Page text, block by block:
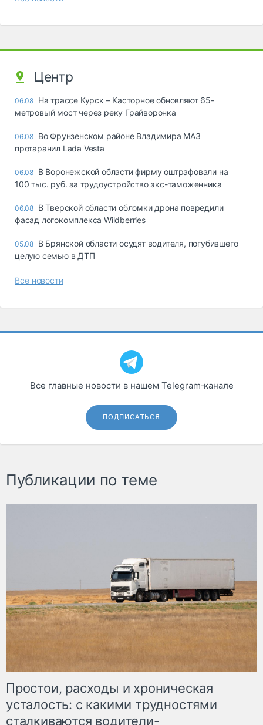
Центр
06.08 На трассе Курск – Касторное обновляют 65-
метровый мост через реку Грайворонка
06.08 Во Фрунзенском районе Владимира МАЗ
протаранил Lada Vesta
06.08 В Воронежской области фирму оштрафовали на
100 тыс. руб. за трудоустройство экс-таможенника
06.08 В Тверской области обломки дрона повредили
фасад логокомплекса Wildberries
05.08 В Брянской области осудят водителя, погубившего
целую семью в ДТП
Все новости
Все главные новости в нашем Telegram‑канале
ПОДПИСАТЬСЯ
Публикации по теме
Простои, расходы и хроническая
усталость: с какими трудностями
сталкиваются водители-